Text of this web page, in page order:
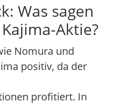
Was sagen
Aktie?
Nomura und
positiv, da der
profitiert. In